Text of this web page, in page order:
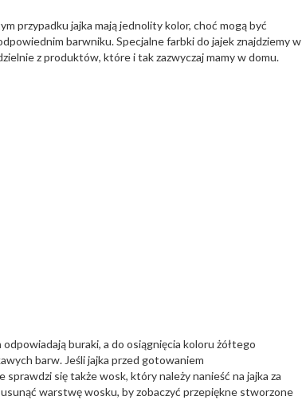
przypadku jajka mają jednolity kolor, choć mogą być
barwniku. Specjalne farbki do jajek znajdziemy w
z produktów, które i tak zazwyczaj mamy w domu.
buraki, a do osiągnięcia koloru żółtego
barw. Jeśli jajka przed gotowaniem
się także wosk, który należy nanieść na jajka za
warstwę wosku, by zobaczyć przepiękne stworzone